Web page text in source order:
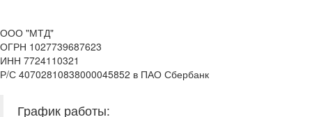
ООО "МТД"
ОГРН 1027739687623
ИНН 7724110321
Р/С 40702810838000045852 в ПАО Сбербанк
График работы: